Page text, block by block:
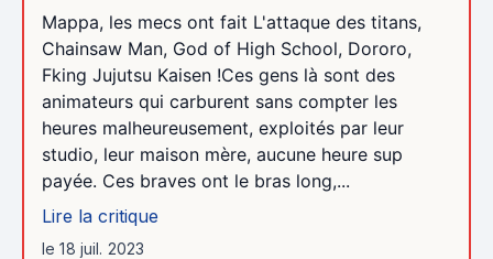
Mappa, les mecs ont fait L'attaque des titans,
Chainsaw Man, God of High School, Dororo,
Fking Jujutsu Kaisen !Ces gens là sont des
animateurs qui carburent sans compter les
heures malheureusement, exploités par leur
studio, leur maison mère, aucune heure sup
payée. Ces braves ont le bras long,...
Lire la critique
le 18 juil. 2023